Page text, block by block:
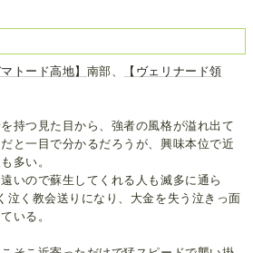
マトード高地】 南部、
【ヴェリナード領
持つ見た目から、強者の風格が溢れ出て
と一目で分かるだろうが、興味本位で近
多い。
いので蘇生してくれる人も滅多に通ら
泣く教会送りになり、大金を失う泣きっ面
いる。